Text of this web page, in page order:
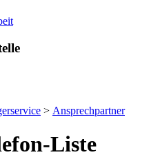
> Ansprechpartner
Liste